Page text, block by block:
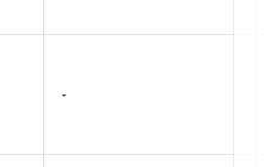
-